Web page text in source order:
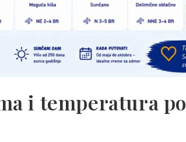
i temperatura po